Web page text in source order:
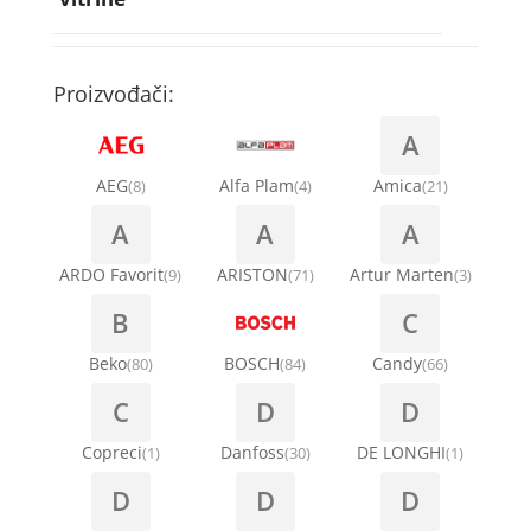
Ručice za vrata za veš mašinu
Šarke za veš mašine
Stakla i okviri vrata za veš mašinu
Termostati i hidrostati za veš mašine
Točkići za sudo mašine
Kompresori za klima uređaje
Kondenz creva
Nosači za klimu
Ostali materijal za montažu klima uređaja
Proizvođači:
AEG(8) Alfa Plam(4)
A
Amica(21)
A
ARDO Favorit(9)
A
ARISTON(71)
A
Artur Marten(3)
B
Beko(80) BOSCH(84)
C
Candy(66)
C
Copreci(1)
D
Danfoss(30)
D
DE LONGHI(1)
D D D